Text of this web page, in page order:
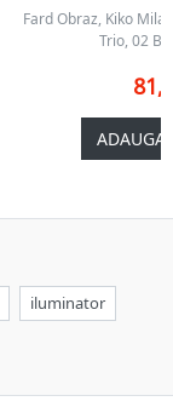
Fard Obraz, Kiko
Trio, 02
ADAUGA
iluminator